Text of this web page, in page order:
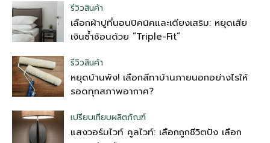
รีวิวสินค้า
เลือกผ้าปูที่นอนปิคนิคและเตียงเสริม: หยุดเสีย
เงินซ้ำซ้อนด้วย “Triple-Fit”
รีวิวสินค้า
หยุดบ้านพัง! เลือกสีทาบ้านภายนอกอย่างไรให้
รอดทุกสภาพอากาศ?
เปรียบเทียบผลิตภัณฑ์
แสงวอร์มไวท์ คูลไวท์: เลือกถูกชีวิตปัง เลือก